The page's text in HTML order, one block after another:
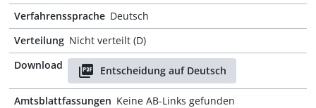
Verfahrenssprache Deutsch
Verteilung Nicht verteilt (D)
Download
Entscheidung auf Deutsch
Amtsblattfassungen Keine AB-Links gefunden